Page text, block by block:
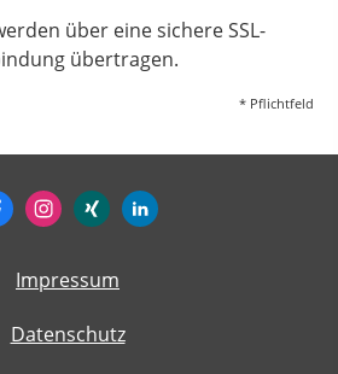
über eine sichere SSL-
übertragen.
* Pflichtfeld
Impressum
Datenschutz